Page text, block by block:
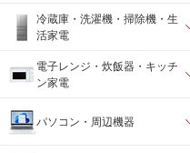
冷蔵庫・洗濯機・掃除機・生
活家電
電子レンジ・炊飯器・キッチ
ン家電
パソコン・周辺機器